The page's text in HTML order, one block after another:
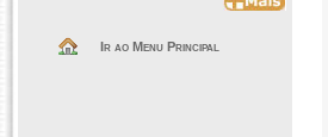
Ir ao Menu Principal